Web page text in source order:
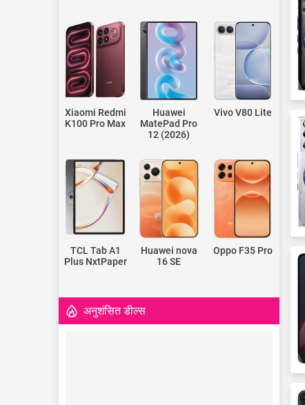
Xiaomi Redmi
K100 Pro Max
Huawei
MatePad Pro
12 (2026)
Vivo V80 Lite
TCL Tab A1
Plus NxtPaper
Huawei nova
16 SE
Oppo F35 Pro
अनुशंसित डील्स